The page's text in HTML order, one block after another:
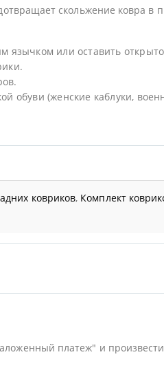
скольжение ковра в
язычком или оставить
обуви (женские каблуки,
ковриков, Комплект
платеж" и